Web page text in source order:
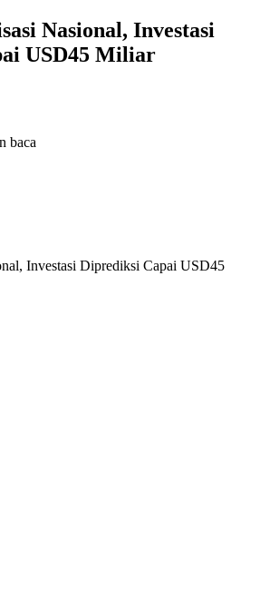
Nasional, Investasi
USD45 Miliar
baca
Investasi Diprediksi Capai USD45